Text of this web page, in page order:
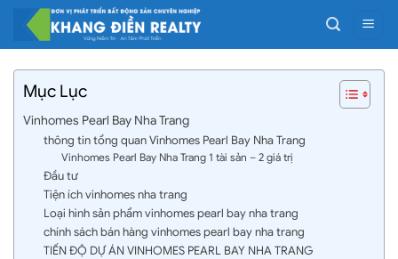
nội
dung
Mục Lục
Vinhomes Pearl Bay Nha Trang
thông tin tổng quan Vinhomes Pearl Bay Nha Trang
Vinhomes Pearl Bay Nha Trang 1 tài sản – 2 giá trị
Đầu tư
Tiện ích vinhomes nha trang
Loại hình sản phẩm vinhomes pearl bay nha trang
chính sách bán hàng vinhomes pearl bay nha trang
TIẾN ĐỘ DỰ ÁN VINHOMES PEARL BAY NHA TRANG